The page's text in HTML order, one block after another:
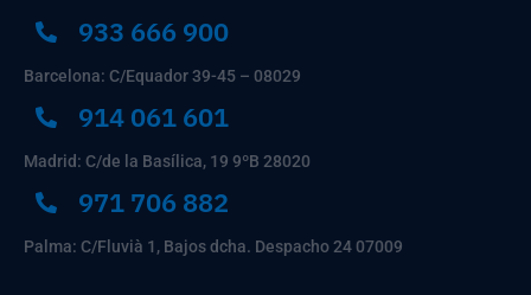
933 666 900
Barcelona: C/Equador 39-45 – 08029
914 061 601
Madrid: C/de la Basílica, 19 9ºB 28020
971 706 882
Palma: C/Fluvià 1, Bajos dcha. Despacho 24 07009